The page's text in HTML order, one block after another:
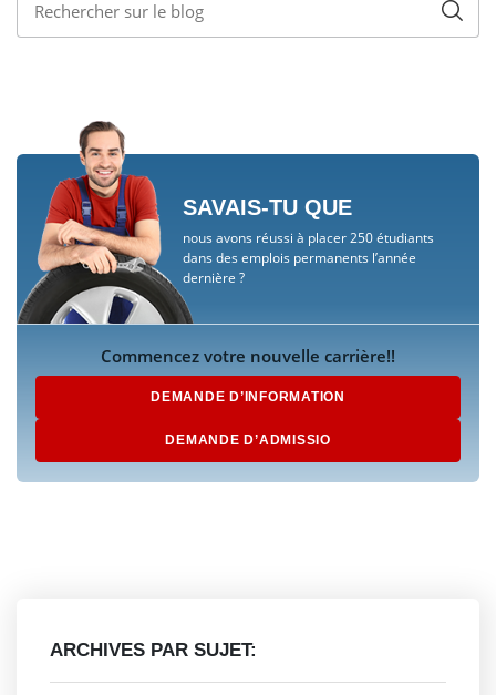
SAVAIS-TU QUE
nous avons réussi à placer 250 étudiants
dans des emplois permanents l’année
dernière ?
Commencez votre nouvelle carrière!!
DEMANDE D’INFORMATION
DEMANDE D’ADMISSIO
ARCHIVES PAR SUJET: